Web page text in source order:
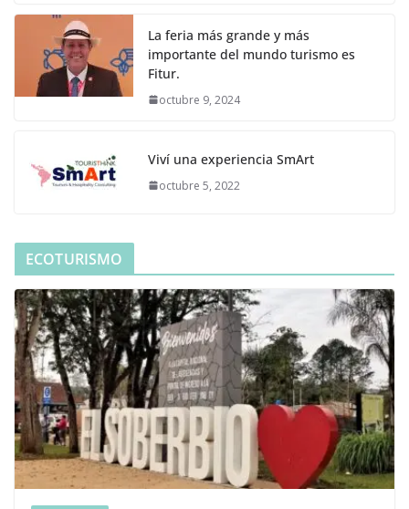
La feria más grande y más
importante del mundo turismo es
Fitur.
octubre 9, 2024
Viví una experiencia SmArt
octubre 5, 2022
ECOTURISMO